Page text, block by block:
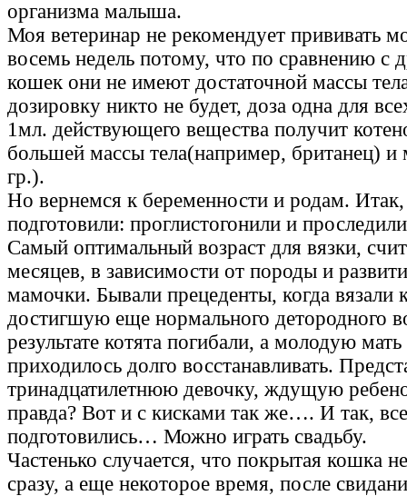
организма малыша.
Моя ветеринар не рекомендует прививать
восемь недель потому, что по сравнению с
кошек они не имеют достаточной массы
дозировку никто не будет, доза одна для
1мл. действующего вещества получит
большей массы тела(например, британец)
гр.).
Но вернемся к беременности и родам.
подготовили: проглистогонили и
Самый оптимальный возраст для вязки,
месяцев, в зависимости от породы и
мамочки. Бывали прецеденты, когда вязали
достигшую еще нормального детородного
результате котята погибали, а молодую
приходилось долго восстанавливать.
тринадцатилетнюю девочку, ждущую
правда? Вот и с кисками так же…. И так,
подготовились… Можно играть свадьбу.
Частенько случается, что покрытая кошка
сразу, а еще некоторое время, после